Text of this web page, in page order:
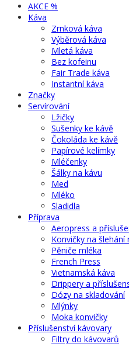
AKCE %
Káva
Zrnková káva
Výběrová káva
Mletá káva
Bez kofeinu
Fair Trade káva
Instantní káva
Značky
Servírování
Lžičky
Sušenky ke kávě
Čokoláda ke kávě
Papírové kelímky
Mléčenky
Šálky na kávu
Med
Mléko
Sladidla
Příprava
Aeropress a
Konvičky na šlehání
Pěniče mléka
French Press
Vietnamská káva
Drippery a
Dózy na skladování
Mlýnky
Moka konvičky
Příslušenství kávovary
Filtry do kávovarů